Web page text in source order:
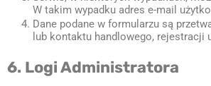
W takim wypadku adres e-mail
Dane podane w formularzu są
lub kontaktu handlowego, rejestracji
6. Logi Administratora